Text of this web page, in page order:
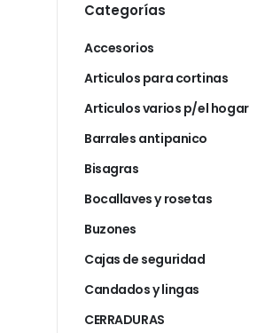
Categorías
Accesorios
Articulos para cortinas
Articulos varios p/el hogar
Barrales antipanico
Bisagras
Bocallaves y rosetas
Buzones
Cajas de seguridad
Candados y lingas
CERRADURAS